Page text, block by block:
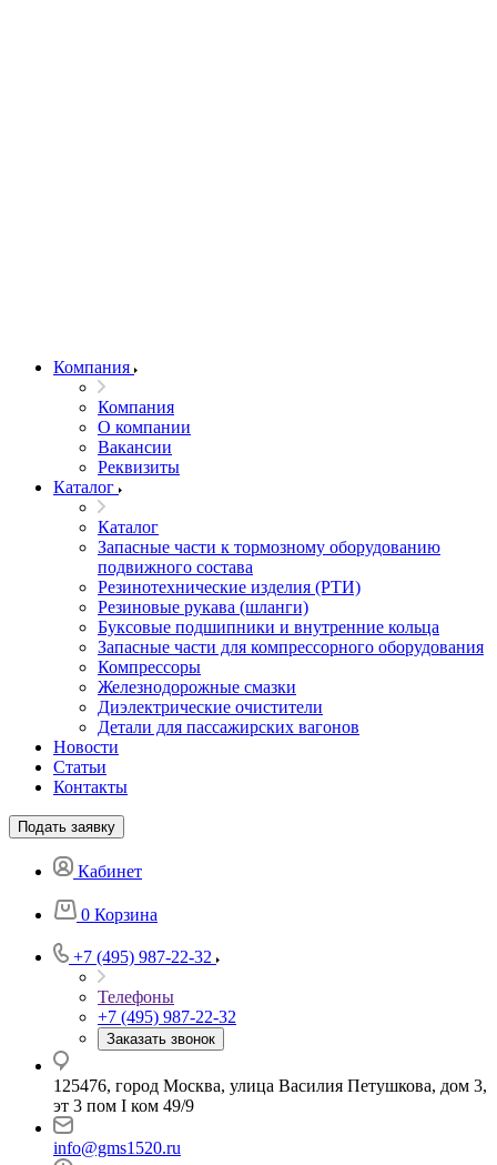
Компания
Компания
О компании
Вакансии
Реквизиты
Каталог
Каталог
Запасные части к тормозному оборудованию
подвижного состава
Резинотехнические изделия (РТИ)
Резиновые рукава (шланги)
Буксовые подшипники и внутренние кольца
Запасные части для компрессорного оборудования
Компрессоры
Железнодорожные смазки
Диэлектрические очистители
Детали для пассажирских вагонов
Новости
Статьи
Контакты
Подать заявку
Кабинет
0 Корзина
+7 (495) 987-22-32
Телефоны
+7 (495) 987-22-32
Заказать звонок
125476, город Москва, улица Василия Петушкова, дом 3,
эт 3 пом I ком 49/9
info@gms1520.ru